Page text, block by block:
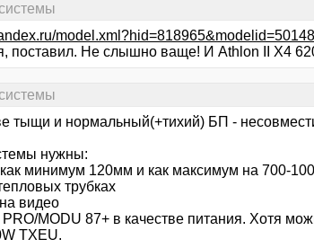
поставил. Не слышно ваще! И Athlon II X4
тыщи и нормальный(+тихий) БП -
нужны:
минимум 120мм и как максимум на 700-
трубках
видео
MODU 87+ в качестве питания. Хотя
TXEU.